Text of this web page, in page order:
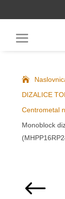
DIZALICE
Centrometal
Monoblock